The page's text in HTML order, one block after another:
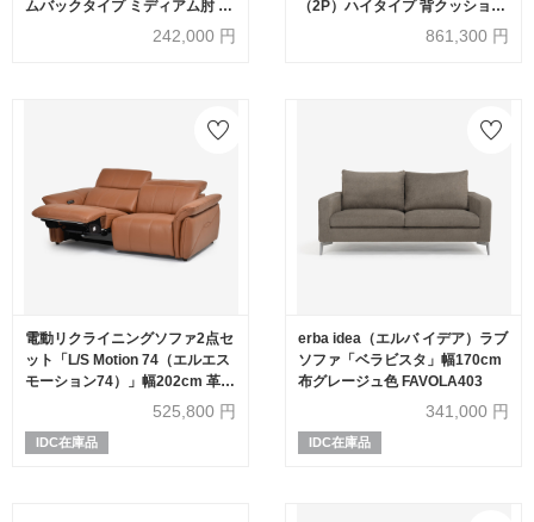
ムバックタイプ ミディアム肘 布
#3 ビリーブオッター 座面ミディ
アムタイプ 脚部全5種類【受注
242,000 円
（2P）ハイタイプ 背クッション
2個付き 幅200cm 布＃RJ-
861,300 円
電動リクライニングソファ2点セ
ット「L/S Motion 74（エルエス
モーション74）」幅202cm 革
#H/S-334E ペカンブラウン色
525,800 円
IDC在庫品
erba idea（エルバ イデア）ラブ
ソファ「ベラビスタ」幅170cm
布グレージュ色 FAVOLA403
341,000 円
IDC在庫品